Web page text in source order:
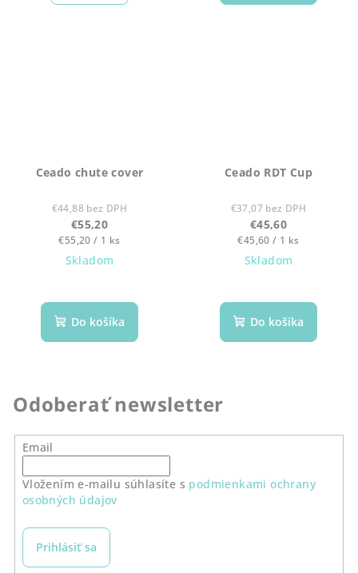
Ceado chute cover
€44,88 bez DPH
€55,20
Jednotková
cena:
€55,20 / 1 ks
Skladom
Do košíka
Ceado RDT Cup
€37,07 bez DPH
€45,60
Jednotková
cena:
€45,60 / 1 ks
Skladom
Do košíka
Odoberať newsletter
Email
Vložením e-mailu súhlasíte s podmienkami ochrany
osobných údajov
Prihlásiť sa